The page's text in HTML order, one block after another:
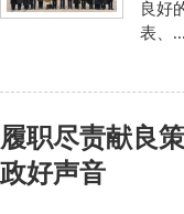
良好
表、
履职尽责献良
政好声音